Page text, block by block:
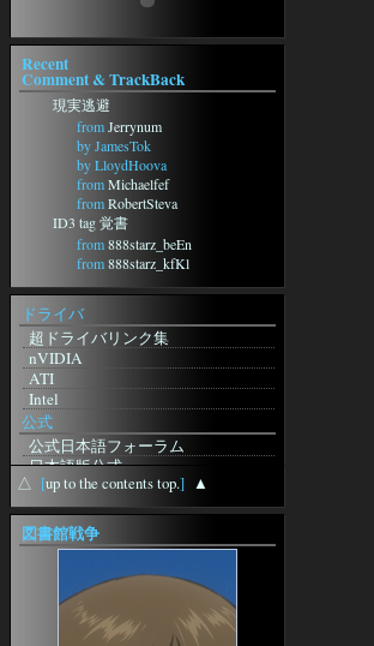
Recent
Comment & TrackBack
現実逃避
fromJerrynum
by JamesTok
by LloydHoova
fromMichaelfef
fromRobertSteva
ID3 tag 覚書
from888starz_beEn
from888starz_kfKl
from888starz_zaMt
from888starz_jisn
フォーラムに動きがｗ
from
fromcurriculumvitaeandorra
from
recursoshumansaandorra
CandidatsofertesLaborals
from
久々にblosxomいじりをしてみま
from
fromJesuren
fromスーパーコピーアク
ドライバ
超ドライバリンク集
nVIDIA
ATI
Intel
公式
公式日本語フォーラム
日本語版公式
無料体験版
英語版公式
station-Sebilis
ギルド検索
日本語版特設
アドベンチャーパック
Splitpaw Saga
△ [up to the contents top.] ▲
図書館戦争